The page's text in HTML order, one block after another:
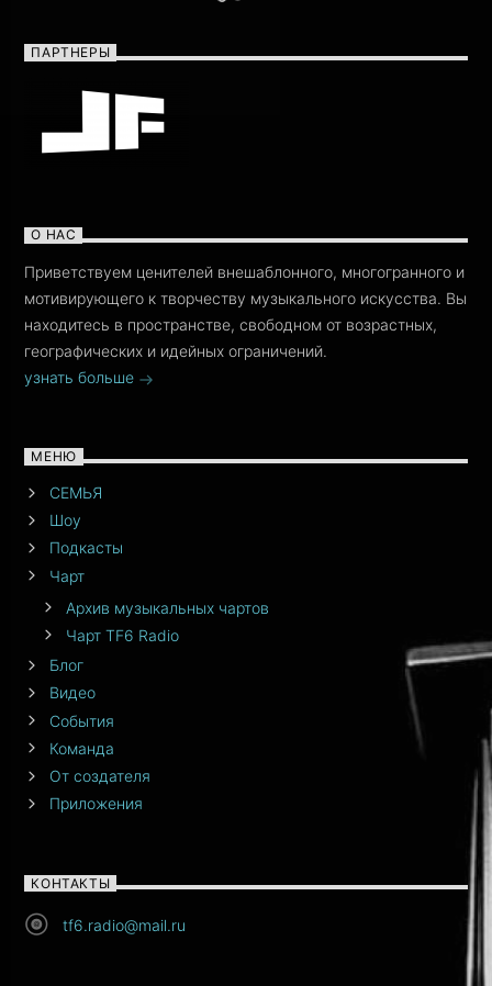
ПАРТНЕРЫ
О НАС
Приветствуем ценителей внешаблонного, многогранного и
мотивирующего к творчеству музыкального искусства. Вы
находитесь в пространстве, свободном от возрастных,
географических и идейных ограничений.
узнать больше
МЕНЮ
СЕМЬЯ
Шоу
Подкасты
Чарт
Архив музыкальных чартов
Чарт TF6 Radio
Блог
Видео
События
Команда
От создателя
Приложения
КОНТАКТЫ
tf6.radio@mail.ru